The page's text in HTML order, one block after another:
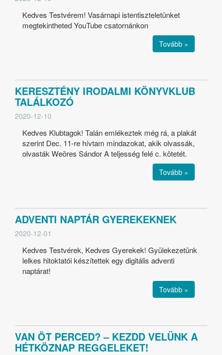
Kedves Testvérem! Vasárnapi istentiszteletünket
megtekintheted YouTube csatornánkon
Tovább »
KERESZTÉNY IRODALMI KÖNYVKLUB
TALÁLKOZÓ
2020-12-10
Kedves Klubtagok! Talán emlékeztek még rá, a plakát
szerint Dec. 11-re hívtam mindazokat, akik olvassák,
olvasták Weöres Sándor A teljesség felé c. kötetét.
Tovább »
ADVENTI NAPTÁR GYEREKEKNEK
2020-12-01
Kedves Testvérek, Kedves Gyerekek! Gyülekezetünk
lelkes hitoktatói készítettek egy digitális adventi
naptárat!
Tovább »
VAN ÖT PERCED? – KEZDD VELÜNK A
HÉTKÖZNAP REGGELEKET!